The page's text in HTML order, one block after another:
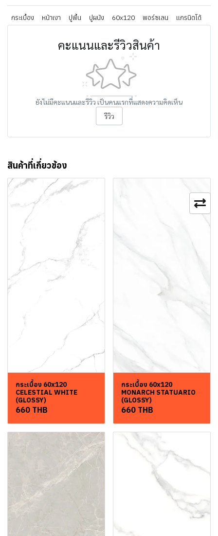
กระเบื้อง หน้าเงา ปูพื้น ปูผนัง 60x120 พอร์ซเลน แกรนิตโต้
คะแนนและรีวิวสินค้า
ยังไม่มีคะแนนและรีวิว เป็นคนแรกที่แสดงความคิดเห็น
รีวิว
สินค้าที่เกี่ยวข้อง
กระเบื้อง 60x120
CELESTIAL WHITE
(GLOSSY)
660 THB
กระเบื้อง 60x120
MONARCH STATUARIO
(GLOSSY)
660 THB